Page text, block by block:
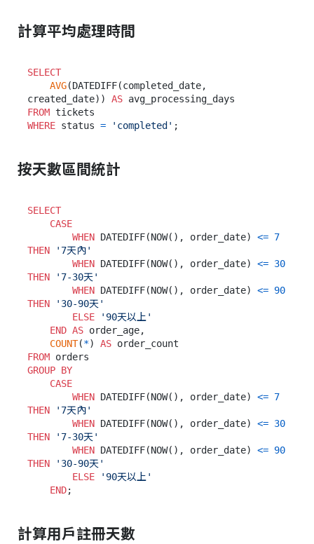
計算平均處理時間
SELECT
AVG(DATEDIFF(completed_date,
created_date)) AS
FROM
WHERE status = 'completed'
按天數區間統計
SELECT
CASE
WHEN DATEDIFF(NOW(), order_date) <= 7
THEN
'7天內'
WHEN DATEDIFF(NOW(), order_date) <= 30
THEN
'7-30天'
WHEN DATEDIFF(NOW(), order_date) <= 90
THEN
'30-90天'
ELSE
'90天以上'
END AS order_age,
COUNT(*) AS
FROM
GROUP BY
CASE
WHEN DATEDIFF(NOW(), order_date) <= 7
THEN
'7天內'
WHEN DATEDIFF(NOW(), order_date) <= 30
THEN
'7-30天'
WHEN DATEDIFF(NOW(), order_date) <= 90
THEN
'30-90天'
ELSE
'90天以上'
END
計算用戶註冊天數